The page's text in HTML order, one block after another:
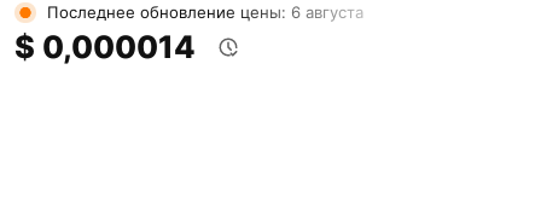
Последнее обновление цены: 6 августа
$ 0,000014